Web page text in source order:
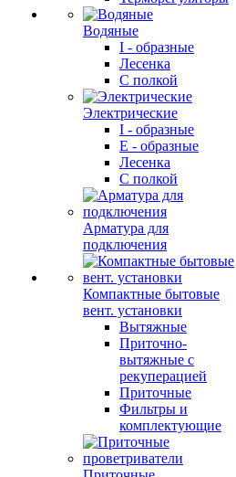
Водяные
I - образные
Лесенка
С полкой
Электрические
I - образные
E - образные
Лесенка
С полкой
Арматура для
подключения
Компактные бытовые
вент. установки
Вытяжные
Приточно-
вытяжные с
рекуперацией
Приточные
Фильтры и
комплектующие